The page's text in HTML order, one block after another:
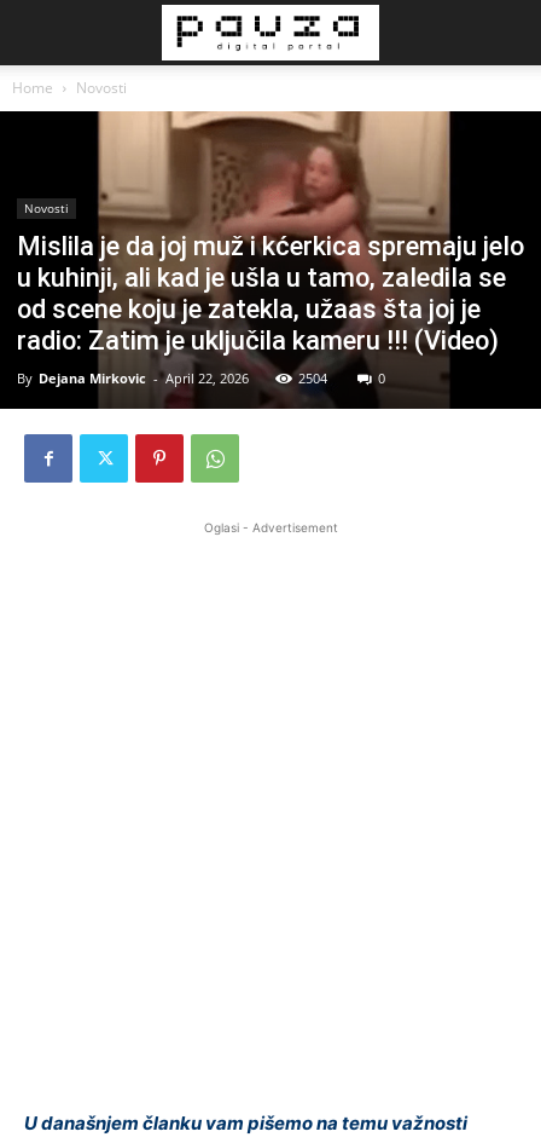
Home Novosti
Novosti
Mislila je da joj muž i kćerkica spremaju jeIo
u kuhinji, ali kad je ušla u tamo, zaIediIa se
od scene koju je zatekla, užaas šta joj je
radio: Zatim je uključila kameru !!! (Video)
By Dejana Mirkovic - April 22, 2026 2504 0
Oglasi - Advertisement
U današnjem članku vam pišemo na temu važnosti